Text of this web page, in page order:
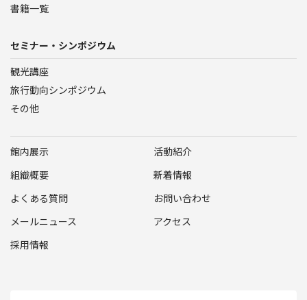
書籍一覧
セミナー・シンポジウム
観光講座
旅行動向シンポジウム
その他
館内展示
活動紹介
組織概要
新着情報
よくある質問
お問い合わせ
メールニュース
アクセス
採用情報